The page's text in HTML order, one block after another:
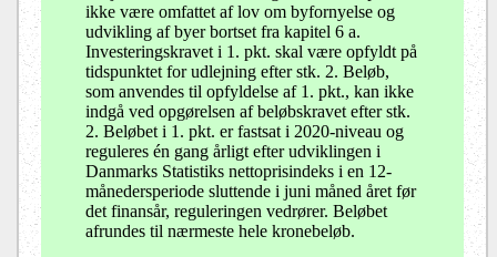
ikke være omfattet af lov om byfornyelse og
udvikling af byer bortset fra kapitel 6 a.
Investeringskravet i 1. pkt. skal være opfyldt på
tidspunktet for udlejning efter stk. 2. Beløb,
som anvendes til opfyldelse af 1. pkt., kan ikke
indgå ved opgørelsen af beløbskravet efter stk.
2. Beløbet i 1. pkt. er fastsat i 2020-niveau og
reguleres én gang årligt efter udviklingen i
Danmarks Statistiks nettoprisindeks i en 12-
månedersperiode sluttende i juni måned året før
det finansår, reguleringen vedrører. Beløbet
afrundes til nærmeste hele kronebeløb.